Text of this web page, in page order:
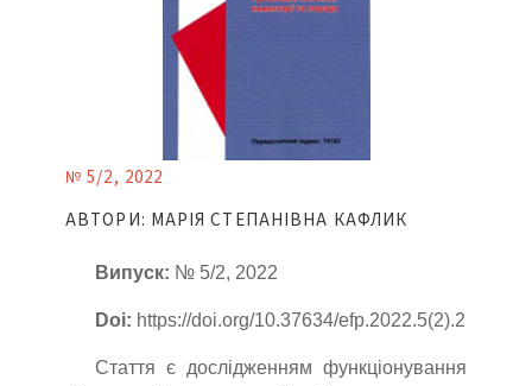
№ 5/2, 2022
АВТОРИ: МАРІЯ СТЕПАНІВНА КАФЛИК
Випуск: № 5/2, 2022
Doi: https://doi.org/10.37634/efp.2022.5(2).2
Стаття є дослідженням функціонування